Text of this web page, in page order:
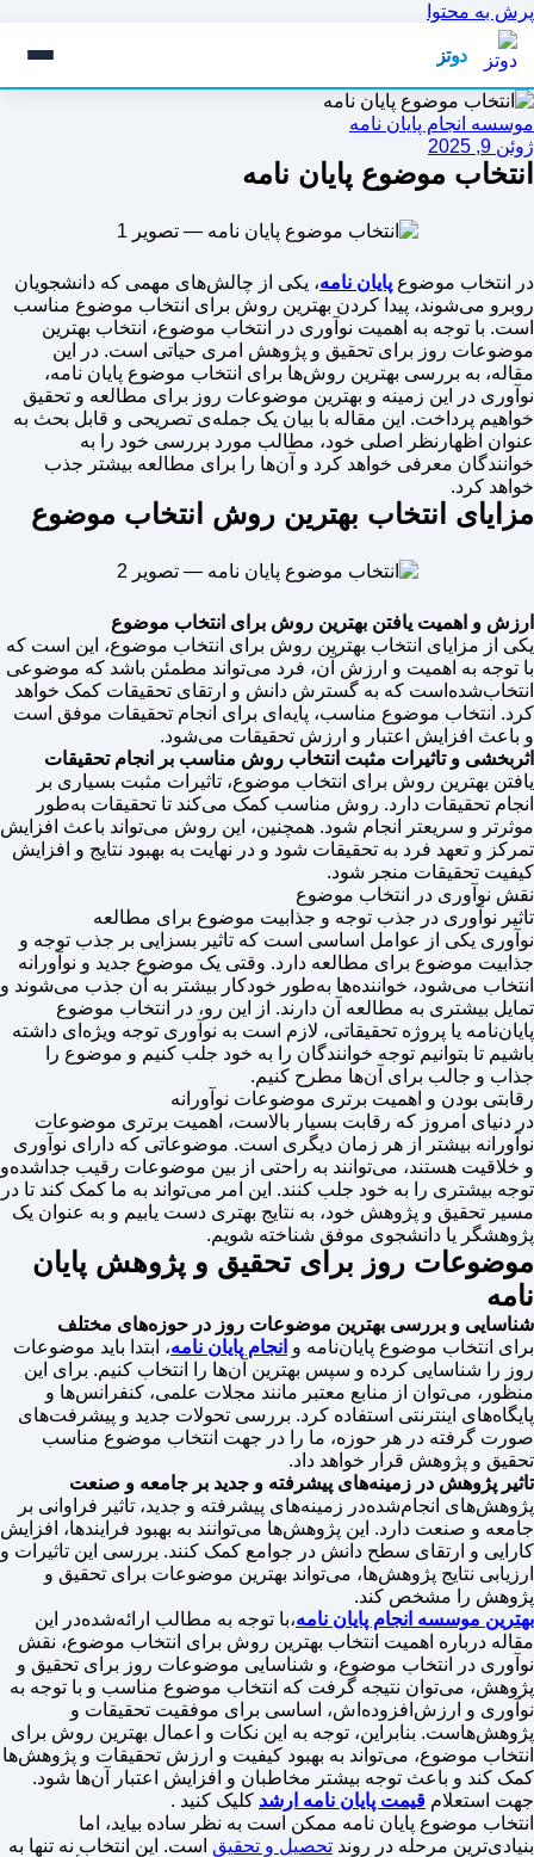
پرش به محتوا
دوتز
موسسه انجام پایان نامه
ژوئن 9, 2025
انتخاب موضوع پایان نامه
در انتخاب موضوع پایان نامه، یکی از چالش‌های مهمی که دانشجویان
روبرو می‌شوند، پیدا کردن بهترین روش برای انتخاب موضوع مناسب
است. با توجه به اهمیت نوآوری در انتخاب موضوع، انتخاب بهترین
موضوعات روز برای تحقیق و پژوهش امری حیاتی است. در این
مقاله، به بررسی بهترین روش‌ها برای انتخاب موضوع پایان نامه،
نوآوری در این زمینه و بهترین موضوعات روز برای مطالعه و تحقیق
خواهیم پرداخت. این مقاله با بیان یک جمله‌ی تصریحی و قابل بحث به
عنوان اظهارنظر اصلی خود، مطالب مورد بررسی خود را به
خوانندگان معرفی خواهد کرد و آن‌ها را برای مطالعه بیشتر جذب
خواهد کرد.
مزایای انتخاب بهترین روش انتخاب موضوع
ارزش و اهمیت یافتن بهترین روش برای انتخاب موضوع
یکی از مزایای انتخاب بهترین روش برای انتخاب موضوع، این است که
با توجه به اهمیت و ارزش آن، فرد می‌تواند مطمئن باشد که موضوعی
انتخاب‌شده‌است که به گسترش دانش و ارتقای تحقیقات کمک خواهد
کرد. انتخاب موضوع مناسب، پایه‌ای برای انجام تحقیقات موفق است
و باعث افزایش اعتبار و ارزش تحقیقات می‌شود.
اثربخشی و تاثیرات مثبت انتخاب روش مناسب بر انجام تحقیقات
یافتن بهترین روش برای انتخاب موضوع، تاثیرات مثبت بسیاری بر
انجام تحقیقات دارد. روش مناسب کمک می‌کند تا تحقیقات به‌طور
موثرتر و سریعتر انجام شود. همچنین، این روش می‌تواند باعث افزایش
تمرکز و تعهد فرد به تحقیقات شود و در نهایت به بهبود نتایج و افزایش
کیفیت تحقیقات منجر شود.
نقش نوآوری در انتخاب موضوع
تاثیر نوآوری در جذب توجه و جذابیت موضوع برای مطالعه
نوآوری یکی از عوامل اساسی است که تاثیر بسزایی بر جذب توجه و
جذابیت موضوع برای مطالعه دارد. وقتی یک موضوع جدید و نوآورانه
انتخاب می‌شود، خواننده‌ها به‌طور خودکار بیشتر به آن جذب می‌شوند و
تمایل بیشتری به مطالعه آن دارند. از این رو، در انتخاب موضوع
پایان‌نامه یا پروژه تحقیقاتی، لازم است به نوآوری توجه ویژه‌ای داشته
باشیم تا بتوانیم توجه خوانندگان را به خود جلب کنیم و موضوع را
جذاب و جالب برای آن‌ها مطرح کنیم.
رقابتی بودن و اهمیت برتری موضوعات نوآورانه
در دنیای امروز که رقابت بسیار بالاست، اهمیت برتری موضوعات
نوآورانه بیشتر از هر زمان دیگری است. موضوعاتی که دارای نوآوری
و خلاقیت هستند، می‌توانند به راحتی از بین موضوعات رقیب جدا‌شده‌و
توجه بیشتری را به خود جلب کنند. این امر می‌تواند به ما کمک کند تا در
مسیر تحقیق و پژوهش خود، به نتایج بهتری دست یابیم و به عنوان یک
پژوهشگر یا دانشجوی موفق شناخته شویم.
موضوعات روز برای تحقیق و پژوهش پایان
نامه
شناسایی و بررسی بهترین موضوعات روز در حوزه‌های مختلف
برای انتخاب موضوع پایان‌نامه و انجام پایان‌ نامه، ابتدا باید موضوعات
روز را شناسایی کرده و سپس بهترین آن‌ها را انتخاب کنیم. برای این
منظور، می‌توان از منابع معتبر مانند مجلات علمی، کنفرانس‌ها و
پایگاه‌های اینترنتی استفاده کرد. بررسی تحولات جدید و پیشرفت‌های
صورت گرفته در هر حوزه، ما را در جهت انتخاب موضوع مناسب
تحقیق و پژوهش قرار خواهد داد.
تاثیر پژوهش در زمینه‌های پیشرفته و جدید بر جامعه و صنعت
پژوهش‌های انجام‌شده‌در زمینه‌های پیشرفته و جدید، تاثیر فراوانی بر
جامعه و صنعت دارد. این پژوهش‌ها می‌توانند به بهبود فرایندها، افزایش
کارایی و ارتقای سطح دانش در جوامع کمک کنند. بررسی این تاثیرات و
ارزیابی نتایج پژوهش‌ها، می‌تواند بهترین موضوعات برای تحقیق و
پژوهش را مشخص کند.
بهترین موسسه انجام پایان نامه،با توجه به مطالب ارائه‌شده‌در این
مقاله درباره اهمیت انتخاب بهترین روش برای انتخاب موضوع، نقش
نوآوری در انتخاب موضوع، و شناسایی موضوعات روز برای تحقیق و
پژوهش، می‌توان نتیجه گرفت که انتخاب موضوع مناسب و با توجه به
نوآوری و ارزش‌افزوده‌اش، اساسی برای موفقیت تحقیقات و
پژوهش‌هاست. بنابراین، توجه به این نکات و اعمال بهترین روش برای
انتخاب موضوع، می‌تواند به بهبود کیفیت و ارزش تحقیقات و پژوهش‌ها
کمک کند و باعث توجه بیشتر مخاطبان و افزایش اعتبار آن‌ها شود.
جهت استعلام قیمت پایان نامه ارشد کلیک کنید .
انتخاب موضوع پایان نامه ممکن است به نظر ساده بیاید، اما
بنیادی‌ترین مرحله در روند تحصیل و تحقیق است. این انتخاب نه تنها به